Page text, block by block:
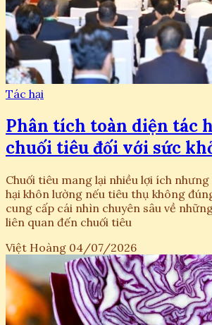
Tác hại
Phân tích toàn diện tác
chuối tiêu đối với sức
Chuối tiêu mang lại nhiều lợi ích
hại khôn lường nếu tiêu thụ không
cung cấp cái nhìn chuyên sâu về
liên quan đến chuối tiêu
Việt Hoàng 04/07/2026